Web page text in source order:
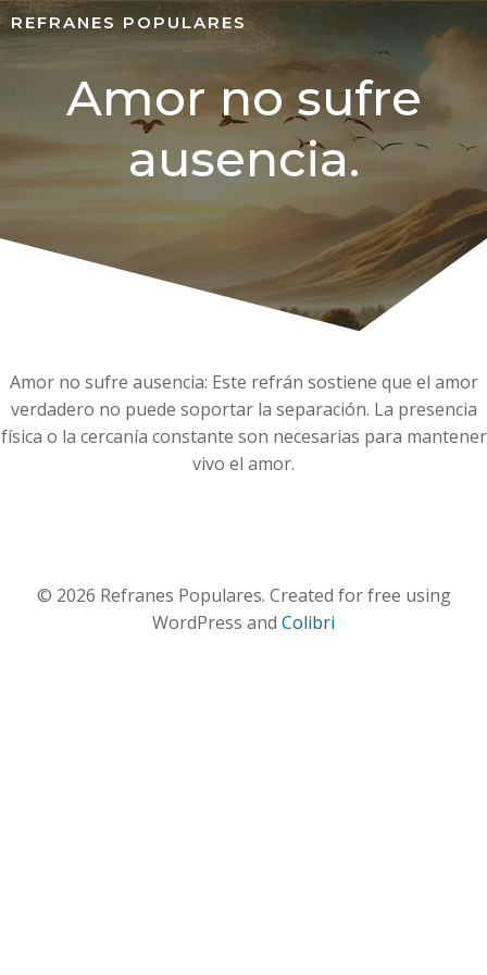
REFRANES POPULARES
Amor no sufre
ausencia.
Amor no sufre ausencia: Este refrán sostiene que el amor
verdadero no puede soportar la separación. La presencia
física o la cercanía constante son necesarias para mantener
vivo el amor.
© 2026 Refranes Populares. Created for free using
WordPress and Colibri